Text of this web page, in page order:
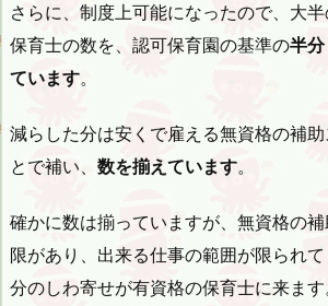
さらに、制度上可能になったので、大
保育士の数を、認可保育園の基準の半
ています。
減らした分は安くで雇える無資格の補
とで補い、 数を揃えています。
確かに数は揃っていますが、無資格の
限があり、出来る仕事の範囲が限られ
分のしわ寄せが有資格の保育士に来ます